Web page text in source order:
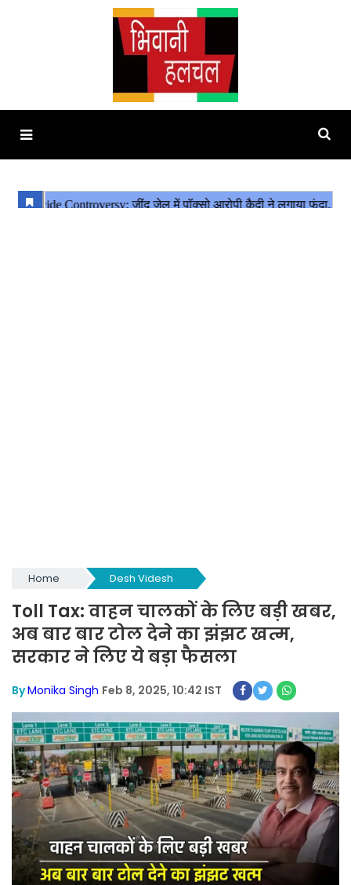
Home Desh Videsh
Toll Tax: वाहन चालकों के लिए बड़ी खबर,
अब बार बार टोल देने का झंझट खत्म,
सरकार ने लिए ये बड़ा फैसला
ByMonika Singh Feb 8, 2025, 10:42 IST